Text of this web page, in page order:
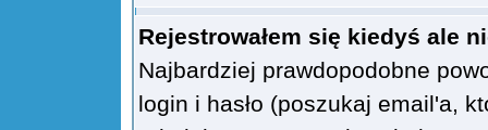
Rejestrowałem się kiedyś ale
Najbardziej prawdopodobne
login i hasło (poszukaj email'a,